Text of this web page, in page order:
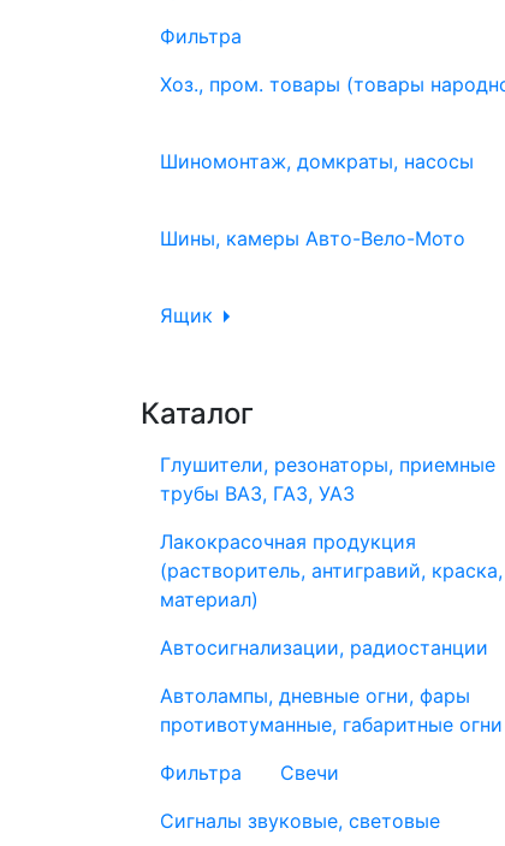
Фильтра
Хоз., пром. товары (товары
Шиномонтаж, домкраты, насосы
Шины, камеры Авто-Вело-Мото
Ящик
Каталог
Глушители, резонаторы, приемные
трубы ВАЗ, ГАЗ, УАЗ
Лакокрасочная продукция
(растворитель, антигравий, краска,
материал)
Автосигнализации, радиостанции
Автолампы, дневные огни, фары
противотуманные, габаритные огни
Фильтра
Свечи
Сигналы звуковые, световые